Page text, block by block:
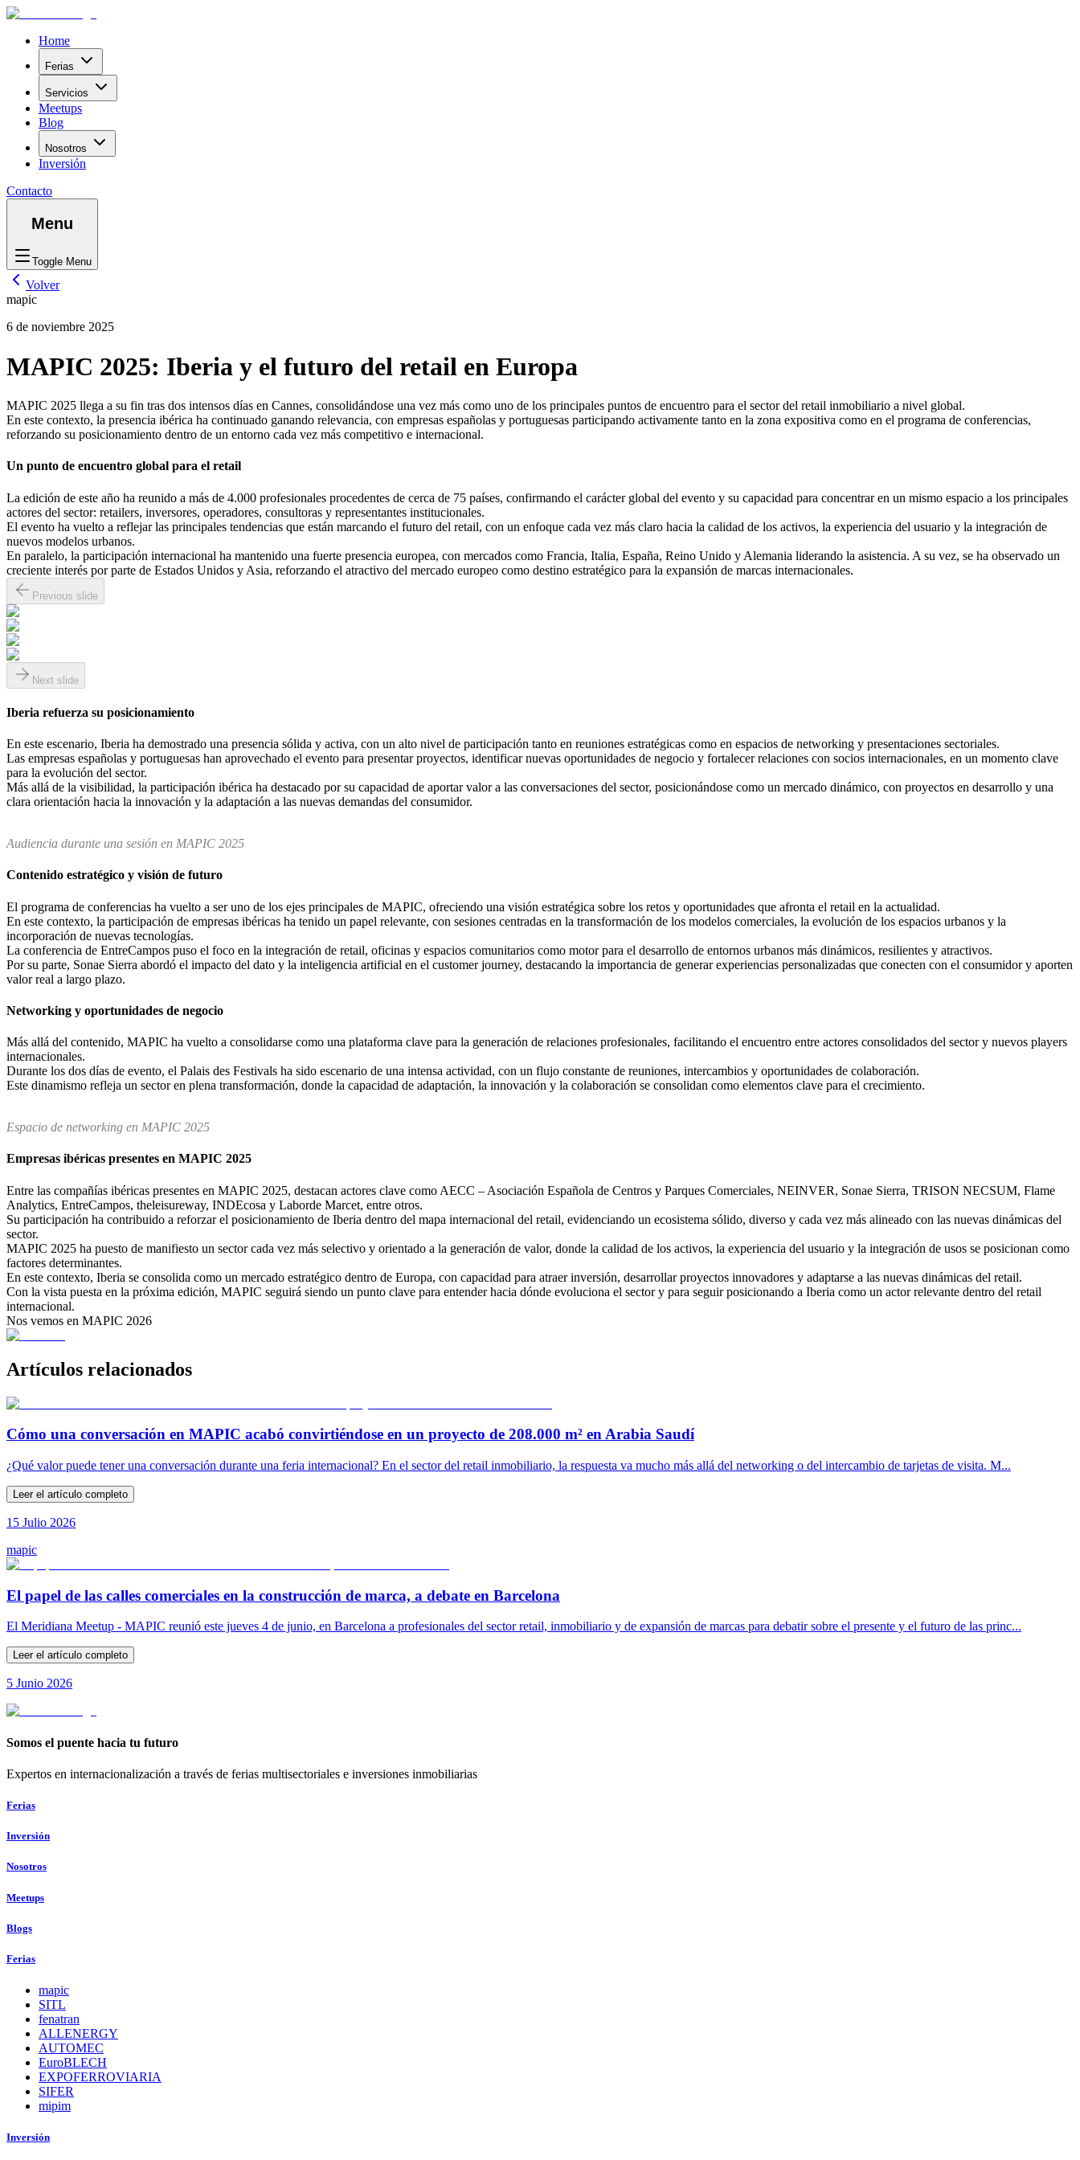
Home
Ferias
Servicios
Meetups
Blog
Nosotros
Inversión
Contacto
Menu
Toggle Menu
Volver
mapic
6 de noviembre 2025
MAPIC 2025: Iberia y el futuro del retail en Europa
MAPIC 2025 llega a su fin tras dos intensos días en Cannes, consolidándose una vez más como uno de los principales puntos de encuentro para el sector del retail inmobiliario a nivel global.
En este contexto, la presencia ibérica ha continuado ganando relevancia, con empresas españolas y portuguesas participando activamente tanto en la zona expositiva como en el programa de conferencias,
reforzando su posicionamiento dentro de un entorno cada vez más competitivo e internacional.
Un punto de encuentro global para el retail
La edición de este año ha reunido a más de 4.000 profesionales procedentes de cerca de 75 países, confirmando el carácter global del evento y su capacidad para concentrar en un mismo espacio a los principales
actores del sector: retailers, inversores, operadores, consultoras y representantes institucionales.
El evento ha vuelto a reflejar las principales tendencias que están marcando el futuro del retail, con un enfoque cada vez más claro hacia la calidad de los activos, la experiencia del usuario y la integración de
nuevos modelos urbanos.
En paralelo, la participación internacional ha mantenido una fuerte presencia europea, con mercados como Francia, Italia, España, Reino Unido y Alemania liderando la asistencia. A su vez, se ha observado un
creciente interés por parte de Estados Unidos y Asia, reforzando el atractivo del mercado europeo como destino estratégico para la expansión de marcas internacionales.
Previous slide
Next slide
Iberia refuerza su posicionamiento
En este escenario, Iberia ha demostrado una presencia sólida y activa, con un alto nivel de participación tanto en reuniones estratégicas como en espacios de networking y presentaciones sectoriales.
Las empresas españolas y portuguesas han aprovechado el evento para presentar proyectos, identificar nuevas oportunidades de negocio y fortalecer relaciones con socios internacionales, en un momento clave
para la evolución del sector.
Más allá de la visibilidad, la participación ibérica ha destacado por su capacidad de aportar valor a las conversaciones del sector, posicionándose como un mercado dinámico, con proyectos en desarrollo y una
clara orientación hacia la innovación y la adaptación a las nuevas demandas del consumidor.
Audiencia durante una sesión en MAPIC 2025
Contenido estratégico y visión de futuro
El programa de conferencias ha vuelto a ser uno de los ejes principales de MAPIC, ofreciendo una visión estratégica sobre los retos y oportunidades que afronta el retail en la actualidad.
En este contexto, la participación de empresas ibéricas ha tenido un papel relevante, con sesiones centradas en la transformación de los modelos comerciales, la evolución de los espacios urbanos y la
incorporación de nuevas tecnologías.
La conferencia de EntreCampos puso el foco en la integración de retail, oficinas y espacios comunitarios como motor para el desarrollo de entornos urbanos más dinámicos, resilientes y atractivos.
Por su parte, Sonae Sierra abordó el impacto del dato y la inteligencia artificial en el customer journey, destacando la importancia de generar experiencias personalizadas que conecten con el consumidor y aporten
valor real a largo plazo.
Networking y oportunidades de negocio
Más allá del contenido, MAPIC ha vuelto a consolidarse como una plataforma clave para la generación de relaciones profesionales, facilitando el encuentro entre actores consolidados del sector y nuevos players
internacionales.
Durante los dos días de evento, el Palais des Festivals ha sido escenario de una intensa actividad, con un flujo constante de reuniones, intercambios y oportunidades de colaboración.
Este dinamismo refleja un sector en plena transformación, donde la capacidad de adaptación, la innovación y la colaboración se consolidan como elementos clave para el crecimiento.
Espacio de networking en MAPIC 2025
Empresas ibéricas presentes en MAPIC 2025
Entre las compañías ibéricas presentes en MAPIC 2025, destacan actores clave como AECC – Asociación Española de Centros y Parques Comerciales, NEINVER, Sonae Sierra, TRISON NECSUM, Flame
Analytics, EntreCampos, theleisureway, INDEcosa y Laborde Marcet, entre otros.
Su participación ha contribuido a reforzar el posicionamiento de Iberia dentro del mapa internacional del retail, evidenciando un ecosistema sólido, diverso y cada vez más alineado con las nuevas dinámicas del
sector.
MAPIC 2025 ha puesto de manifiesto un sector cada vez más selectivo y orientado a la generación de valor, donde la calidad de los activos, la experiencia del usuario y la integración de usos se posicionan como
factores determinantes.
En este contexto, Iberia se consolida como un mercado estratégico dentro de Europa, con capacidad para atraer inversión, desarrollar proyectos innovadores y adaptarse a las nuevas dinámicas del retail.
Con la vista puesta en la próxima edición, MAPIC seguirá siendo un punto clave para entender hacia dónde evoluciona el sector y para seguir posicionando a Iberia como un actor relevante dentro del retail
internacional.
Nos vemos en MAPIC 2026
Artículos relacionados
Cómo una conversación en MAPIC acabó convirtiéndose en un proyecto de 208.000 m² en Arabia Saudí
¿Qué valor puede tener una conversación durante una feria internacional? En el sector del retail inmobiliario, la respuesta va mucho más allá del networking o del intercambio de tarjetas de visita. M...
Leer el artículo completo
15 Julio 2026
mapic
El papel de las calles comerciales en la construcción de marca, a debate en Barcelona
El Meridiana Meetup - MAPIC reunió este jueves 4 de junio, en Barcelona a profesionales del sector retail, inmobiliario y de expansión de marcas para debatir sobre el presente y el futuro de las princ...
Leer el artículo completo
5 Junio 2026
Somos el puente hacia tu futuro
Expertos en internacionalización a través de ferias multisectoriales e inversiones inmobiliarias
Ferias
Inversión
Nosotros
Meetups
Blogs
Ferias
mapic
SITL
fenatran
ALLENERGY
AUTOMEC
EuroBLECH
EXPOFERROVIARIA
SIFER
mipim
Inversión